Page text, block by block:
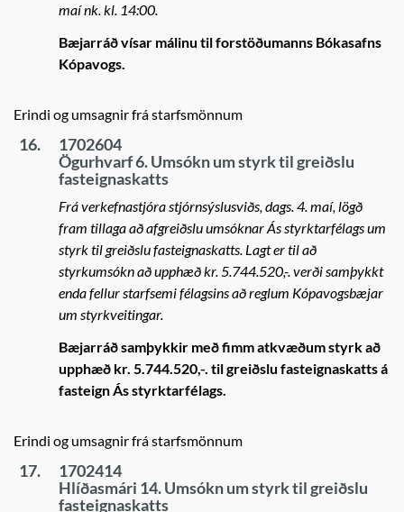
maí nk. kl. 14:00.
Bæjarráð vísar málinu til forstöðumanns Bókasafns
Kópavogs.
Erindi og umsagnir frá starfsmönnum
16.
1702604
Ögurhvarf 6. Umsókn um styrk til greiðslu
fasteignaskatts
Frá verkefnastjóra stjórnsýslusviðs, dags. 4. maí, lögð
fram tillaga að afgreiðslu umsóknar Ás styrktarfélags um
styrk til greiðslu fasteignaskatts. Lagt er til að
styrkumsókn að upphæð kr. 5.744.520,-. verði samþykkt
enda fellur starfsemi félagsins að reglum Kópavogsbæjar
um styrkveitingar.
Bæjarráð samþykkir með fimm atkvæðum styrk að
upphæð kr. 5.744.520,-. til greiðslu fasteignaskatts á
fasteign Ás styrktarfélags.
Erindi og umsagnir frá starfsmönnum
17.
1702414
Hlíðasmári 14. Umsókn um styrk til greiðslu
fasteignaskatts